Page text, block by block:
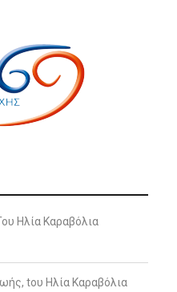
Ηλία Καραβόλια
tου Ηλία Καραβόλια